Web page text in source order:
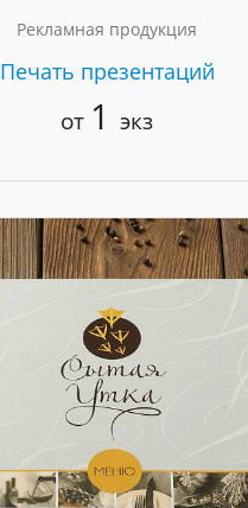
Рекламная продукция
Печать презентаций
от 1 экз